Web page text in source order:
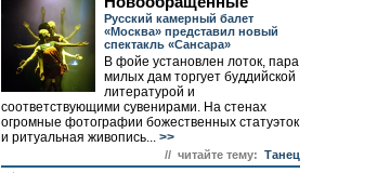
Русский камерный балет
«Москва» представил новый
спектакль «Сансара»
В фойе установлен лоток, пара
милых дам торгует буддийской
литературой и
соответствующими сувенирами. На стенах
огромные фотографии божественных статуэток
и ритуальная живопись... >>
// читайте тему: Танец